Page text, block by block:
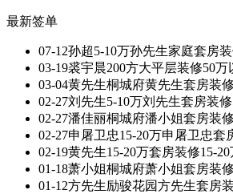
最新签单
07-12孙超5-10万孙先生家庭套房
03-19裘宇晨200方大平层装修50万
03-04黄先生桐城府黄先生套房装修
02-27刘先生5-10万刘先生套房装修
02-27潘佳丽桐城府潘小姐套房装修
02-27申屠卫忠15-20万申屠卫忠套
02-19黄先生15-20万套房装修15-
01-18萧小姐桐城府萧小姐套房装修
01-12方先生励骏花园方先生套房